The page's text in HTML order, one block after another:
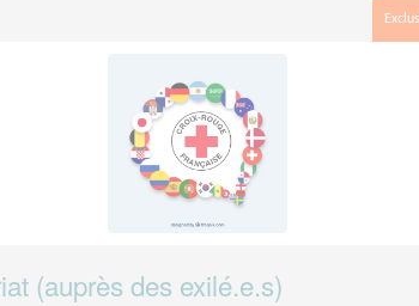
(auprès des exilé.e.s)